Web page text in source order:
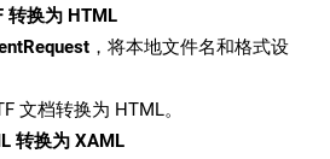
转换为 HTML
，将本地文件名和格式设
文档转换为 HTML。
转换为 XAML